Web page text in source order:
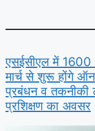
एसईसीएल में 1600
मार्च से शुरू होंगे
प्रबंधन व तकनीकी
प्रशिक्षण का अवसर